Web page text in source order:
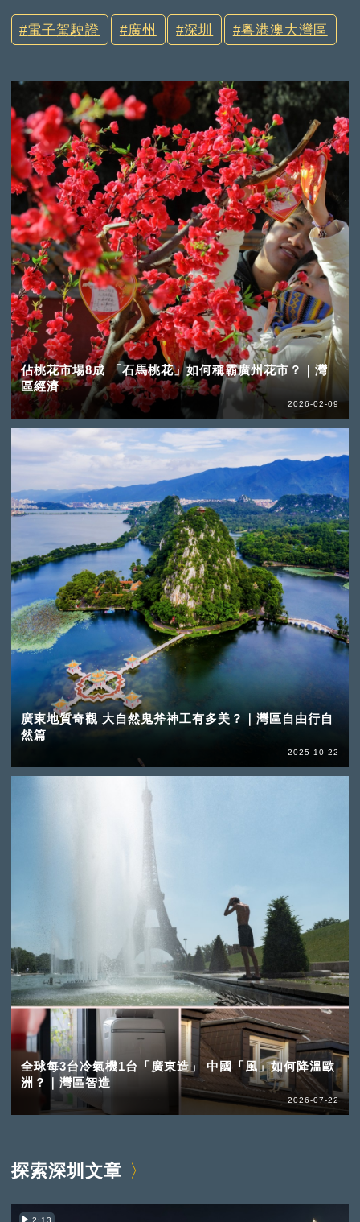
電子駕駛證 廣州 深圳 粵港澳大灣區
佔桃花市場8成 「石馬桃花」如何稱霸廣州花市？｜灣
區經濟
2026-02-09
廣東地質奇觀 大自然鬼斧神工有多美？｜灣區自由行自
然篇
2025-10-22
全球每3台冷氣機1台「廣東造」 中國「風」如何降溫歐
洲？｜灣區智造
2026-07-22
探索深圳文章
2:13